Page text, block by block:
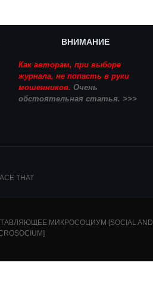
ВНИМАНИЕ
Как авторам, при выборе
журнала, не попасть в руки
мошенников. Очень
обстоятельная статья. >>>
THAT
МИКРОСОЦИУМ [SOCIAL AND